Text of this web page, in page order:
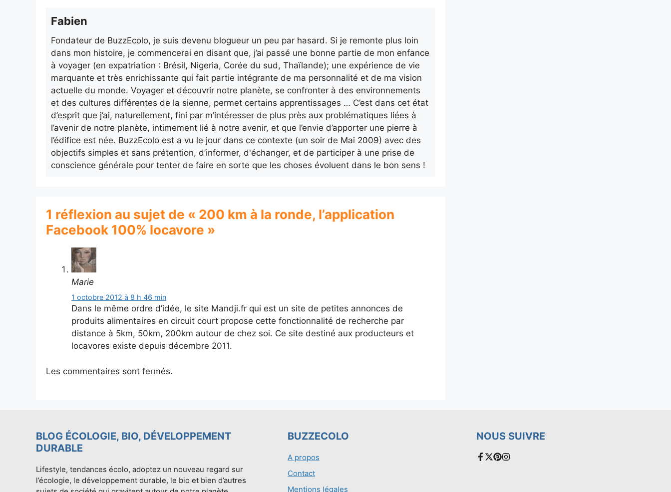
Fabien
Fondateur de BuzzEcolo, je suis devenu blogueur un peu par hasard. Si je remonte plus loin
dans mon histoire, je commencerai en disant que, j’ai passé une bonne partie de mon enfance
à voyager (en expatriation : Brésil, Nigeria, Corée du sud, Thaïlande); une expérience de vie
marquante et très enrichissante qui fait partie intégrante de ma personnalité et de ma vision
actuelle du monde. Voyager et découvrir notre planète, se confronter à des environnements
et des cultures différentes de la sienne, permet certains apprentissages … C’est dans cet état
d’esprit que j’ai, naturellement, fini par m’intéresser de plus près aux problématiques liées à
l’avenir de notre planète, intimement lié à notre avenir, et que l’envie d’apporter une pierre à
l’édifice est née. BuzzEcolo est a vu le jour dans ce contexte (un soir de Mai 2009) avec des
objectifs simples et sans prétention, d’informer, d'échanger, et de participer à une prise de
conscience générale pour tenter de faire en sorte que les choses évoluent dans le bon sens !
1 réflexion au sujet de « 200 km à la ronde, l’application
Facebook 100% locavore »
Marie
1 octobre 2012 à 8 h 46 min
Dans le même ordre d’idée, le site Mandji.fr qui est un site de petites annonces de
produits alimentaires en circuit court propose cette fonctionnalité de recherche par
distance à 5km, 50km, 200km autour de chez soi. Ce site destiné aux producteurs et
locavores existe depuis décembre 2011.
Les commentaires sont fermés.
BLOG ÉCOLOGIE, BIO, DÉVELOPPEMENT
DURABLE
Lifestyle, tendances écolo, adoptez un nouveau regard sur
l’écologie, le développement durable, le bio et bien d’autres
BUZZECOLO
A propos
Contact
Mentions légales
NOUS SUIVRE